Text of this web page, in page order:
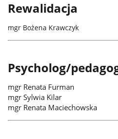
Rewalidacja
mgr Bożena Krawczyk
Psycholog/
mgr Renata Furman
mgr Sylwia Kilar
mgr Renata Maciechowska